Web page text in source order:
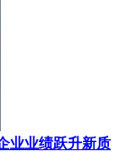
业业绩跃升新质